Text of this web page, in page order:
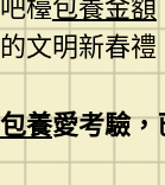
檯包養金額
文明新春禮
養愛考驗